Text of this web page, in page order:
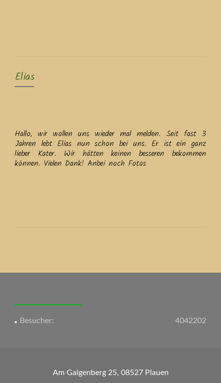
Elias
Hallo, wir wollen uns wieder mal melden. Seit fast 3
Jahren lebt Elias nun schon bei uns. Er ist ein ganz
lieber Kater. Wir hätten keinen besseren bekommen
können. Vielen Dank! Anbei noch Fotos
Navigation
4042202
Besucher:
Am Galgenberg 25, 08527 Plauen